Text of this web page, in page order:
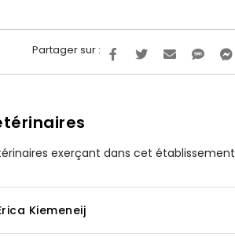
Partager sur :
exerçant dans cet établissement
Kiemeneij